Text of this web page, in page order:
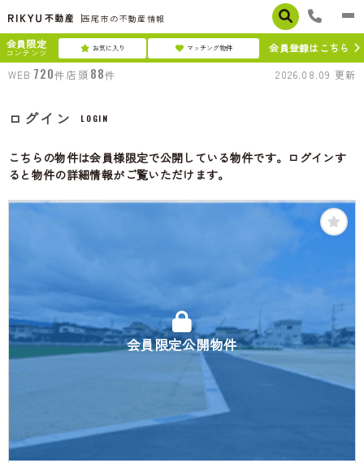
西尾市の不動産情報
会員限定
コンテンツ お気に入り マッチング物件
会員登録はこちら
WEB 720件 店頭 88件 2026.08.09 更新
ログイン LOGIN
こちらの物件は会員様限定で公開している物件です。ログインす
ると物件の詳細情報がご覧いただけます。
会員限定公開物件